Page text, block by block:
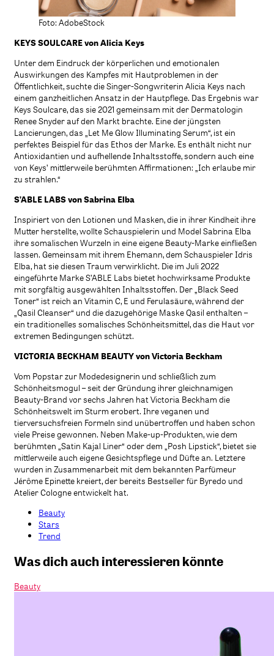
Foto: AdobeStock
KEYS SOULCARE von Alicia Keys
Unter dem Eindruck der körperlichen und emotionalen
Auswirkungen des Kampfes mit Hautproblemen in der
Öffentlichkeit, suchte die Singer-Songwriterin Alicia Keys nach
einem ganzheitlichen Ansatz in der Hautpflege. Das Ergebnis war
Keys Soulcare, das sie 2021 gemeinsam mit der Dermatologin
Renee Snyder auf den Markt brachte. Eine der jüngsten
Lancierungen, das „Let Me Glow Illuminating Serum“, ist ein
perfektes Beispiel für das Ethos der Marke. Es enthält nicht nur
Antioxidantien und aufhellende Inhaltsstoffe, sondern auch eine
von Keys’ mittlerweile berühmten Affirmationen: „Ich erlaube mir
zu strahlen.“
S’ABLE LABS von Sabrina Elba
Inspiriert von den Lotionen und Masken, die in ihrer Kindheit ihre
Mutter herstellte, wollte Schauspielerin und Model Sabrina Elba
ihre somalischen Wurzeln in eine eigene Beauty-Marke einfließen
lassen. Gemeinsam mit ihrem Ehemann, dem Schauspieler Idris
Elba, hat sie diesen Traum verwirklicht. Die im Juli 2022
eingeführte Marke S’ABLE Labs bietet hochwirksame Produkte
mit sorgfältig ausgewählten Inhaltsstoffen. Der „Black Seed
Toner“ ist reich an Vitamin C, E und Ferulasäure, während der
„Qasil Cleanser“ und die dazugehörige Maske Qasil enthalten –
ein traditionelles somalisches Schönheitsmittel, das die Haut vor
extremen Bedingungen schützt.
VICTORIA BECKHAM BEAUTY von Victoria Beckham
Vom Popstar zur Modedesignerin und schließlich zum
Schönheitsmogul – seit der Gründung ihrer gleichnamigen
Beauty-Brand vor sechs Jahren hat Victoria Beckham die
Schönheitswelt im Sturm erobert. Ihre veganen und
tierversuchsfreien Formeln sind unübertroffen und haben schon
viele Preise gewonnen. Neben Make-up-Produkten, wie dem
berühmten „Satin Kajal Liner“ oder dem „Posh Lipstick“, bietet sie
mittlerweile auch eigene Gesichtspflege und Düfte an. Letztere
wurden in Zusammenarbeit mit dem bekannten Parfümeur
Jérôme Epinette kreiert, der bereits Bestseller für Byredo und
Atelier Cologne entwickelt hat.
Beauty
Stars
Trend
Was dich auch interessieren könnte
Beauty